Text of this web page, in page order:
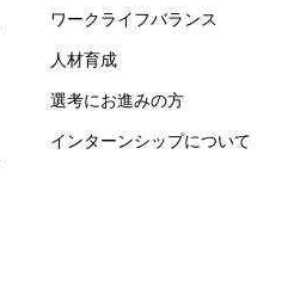
ワークライフバランス
人材育成
選考にお進みの方
インターンシップについて